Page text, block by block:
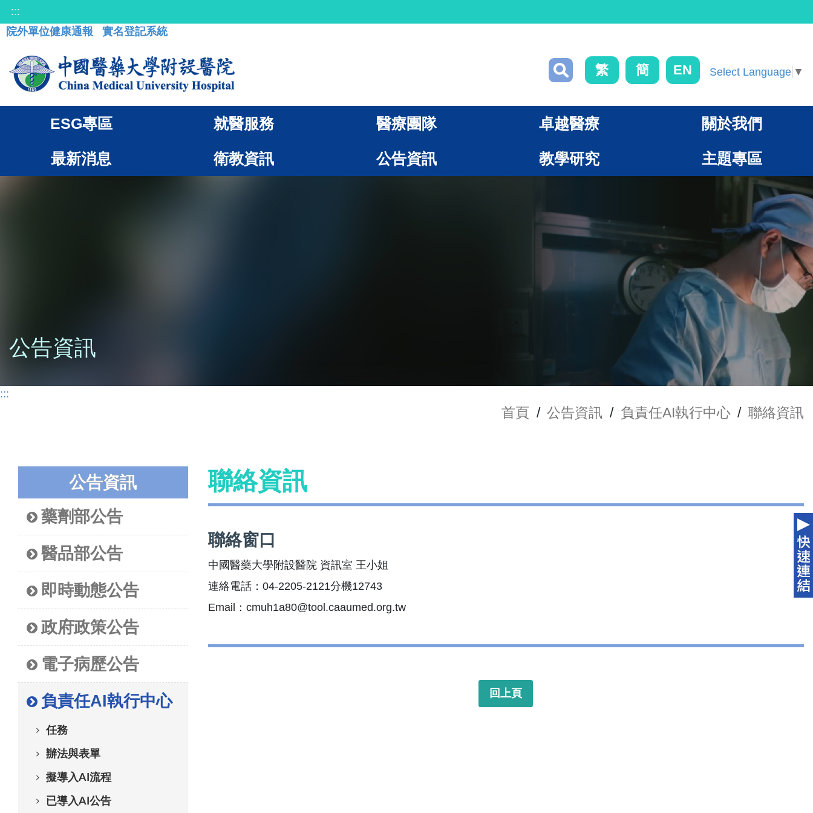
:::
院外單位健康通報
實名登記系統
繁 簡 EN Select Language ▼
ESG專區 就醫服務 醫療團隊 卓越醫療 關於我們
最新消息 衛教資訊 公告資訊 教學研究 主題專區
公告資訊
:::
首頁 / 公告資訊 / 負責任AI執行中心 / 聯絡資訊
公告資訊
藥劑部公告
醫品部公告
即時動態公告
政府政策公告
電子病歷公告
負責任AI執行中心
任務
辦法與表單
擬導入AI流程
已導入AI公告
聯絡資訊
聯絡窗口
中國醫藥大學附設醫院 資訊室 王小姐
連絡電話：04-2205-2121分機12743
Email：cmuh1a80@tool.caaumed.org.tw
回上頁